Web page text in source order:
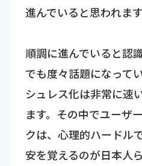
進んでいると思われま
順調に進んでいると認
でも度々話題になって
シュレス化は非常に速
ます。その中でユーザ
クは、心理的ハードル
安を覚えるのが日本人